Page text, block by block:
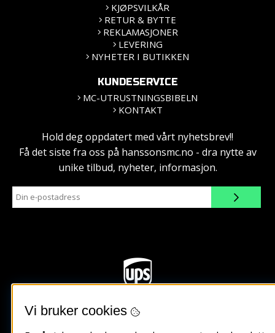
KJØPSVILKÅR
RETUR & BYTTE
REKLAMASJONER
LEVERING
NYHETER I BUTIKKEN
KUNDESERVICE
MC-UTRUSTNINGSBIBELN
KONTAKT
Hold deg oppdatert med vårt nyhetsbrev!!
Få det siste fra oss på hanssonsmc.no - dra nytte av
unike tilbud, nyheter, informasjon.
Vi bruker cookies